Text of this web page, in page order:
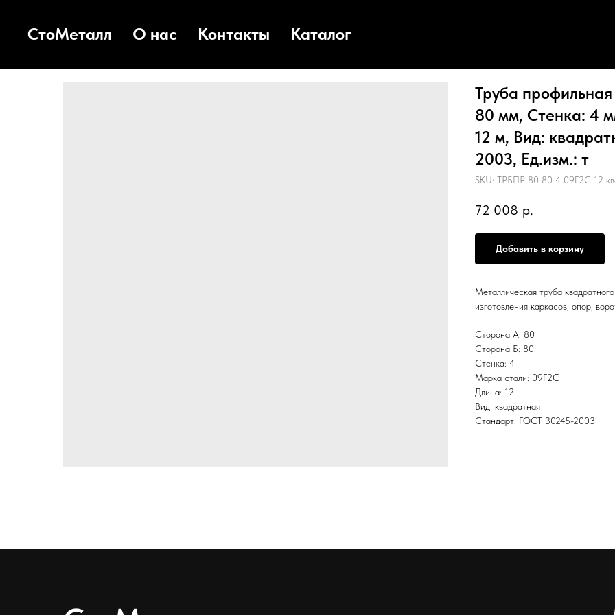
СтоМеталл О нас Контакты Каталог
Труба
80 мм, Стенка: 4
12 м, Вид:
2003, Ед.изм.: т
SKU: ТРБПР 80 80 4 09Г2С 12
72 008 р.
Добавить в корзину
Металлическая труба
изготовления каркасов, опор,
Сторона А: 80
Сторона Б: 80
Стенка: 4
Марка стали: 09Г2С
Длина: 12
Вид: квадратная
Стандарт: ГОСТ 30245-2003